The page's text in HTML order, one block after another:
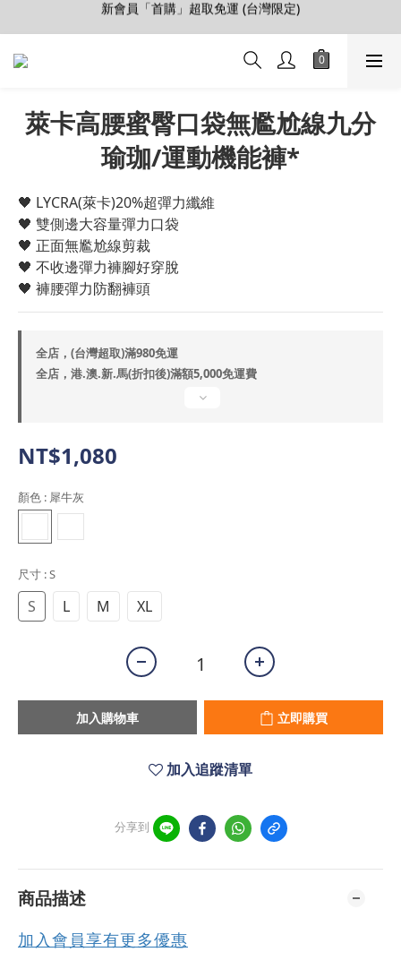
【會員推薦賞】推薦好朋友，拿100購物金
加入LINE好友>連結會員>領50元折價券
【會員推薦賞】推薦好朋友，拿100購物金
萊卡高腰蜜臀口袋無尷尬線九分
瑜珈/運動機能褲*
🖤 LYCRA(萊卡)20%超彈力纖維
🖤 雙側邊大容量彈力口袋
🖤 正面無尷尬線剪裁
🖤 不收邊彈力褲腳好穿脫
🖤 褲腰彈力防翻褲頭
全店，(台灣超取)滿980免運
全店，港.澳.新.馬(折扣後)滿額5,000免運費
NT$1,080
顏色 : 犀牛灰
尺寸 : S
S L M XL
加入購物車 立即購買
加入追蹤清單
分享到
商品描述
加入會員享有更多優惠